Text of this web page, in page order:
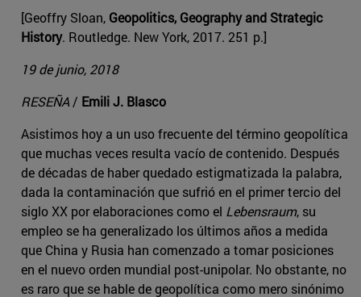
[Geoffry Sloan, Geopolitics, Geography and Strategic
History. Routledge. New York, 2017. 251 p.]
19 de junio, 2018
RESEÑA / Emili J. Blasco
Asistimos hoy a un uso frecuente del término geopolítica
que muchas veces resulta vacío de contenido. Después
de décadas de haber quedado estigmatizada la palabra,
dada la contaminación que sufrió en el primer tercio del
siglo XX por elaboraciones como el Lebensraum, su
empleo se ha generalizado los últimos años a medida
que China y Rusia han comenzado a tomar posiciones
en el nuevo orden mundial post-unipolar. No obstante, no
es raro que se hable de geopolítica como mero sinónimo